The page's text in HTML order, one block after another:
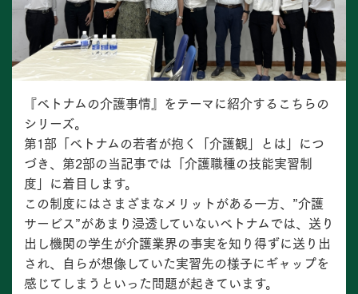
『ベトナムの介護事情』をテーマに紹介するこちらの
シリーズ。
第1部「ベトナムの若者が抱く「介護観」とは」につ
づき、第2部の当記事では「介護職種の技能実習制
度」に着目します。
この制度にはさまざまなメリットがある一方、”介護
サービス”があまり浸透していないベトナムでは、送り
出し機関の学生が介護業界の事実を知り得ずに送り出
され、自らが想像していた実習先の様子にギャップを
感じてしまうといった問題が起きています。